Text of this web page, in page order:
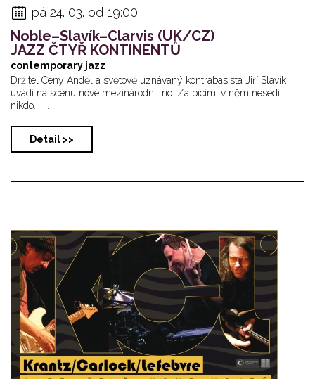
pá 24. 03. od 19:00
Noble–Slavík–Clarvis (UK/CZ)
JAZZ ČTYŘ KONTINENTŮ
contemporary jazz
Držitel Ceny Anděl a světově uznávaný kontrabasista Jiří Slavík
uvádí na scénu nové mezinárodní trio. Za bicími v něm nesedí
nikdo... ...
Detail >>